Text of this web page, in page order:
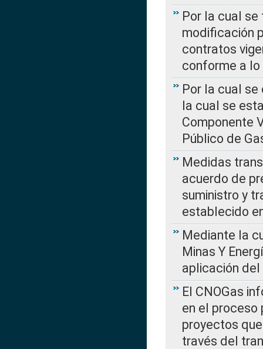
Por la cual
modificación
contratos
conforme a lo
Por la cual se
la cual se
Componente
Público de
Medidas
acuerdo de
suministro y
establecido
Mediante la
Minas Y
aplicación
El CNOGas
en el proceso
proyectos
través del